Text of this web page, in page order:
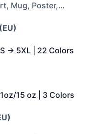
Mug, Poster,…
-> 5XL | 22 Colors
15 oz | 3 Colors